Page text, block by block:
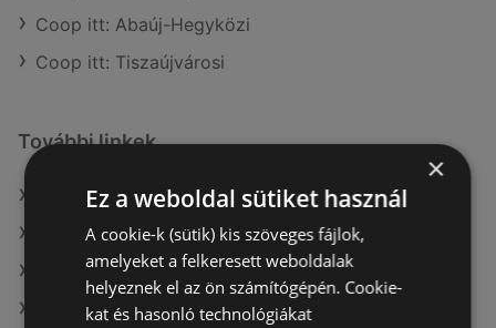
Coop itt: Abaúj-Hegyközi
Coop itt: Tiszaújvárosi
További linkek
A(z) Coop ajánlatai
A(z) COOP Szolnok Zrt. ajánlatai
A(z) G'Roby ajánlatai
A(z) Auchan aktuális akciós újságjai
×
Ez a weboldal sütiket használ
A cookie-k (sütik) kis szöveges fájlok,
amelyeket a felkeresett weboldalak
helyeznek el az ön számítógépén. Cookie-
kat és hasonló technológiákat